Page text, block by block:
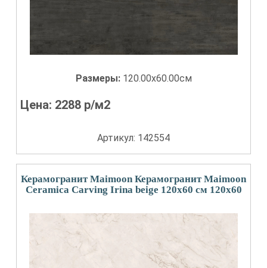
Размеры: 120.00x60.00см
Цена: 2288 р/м2
Артикул: 142554
Керамогранит Maimoon Керамогранит Maimoon
Ceramica Carving Irina beige 120х60 см 120x60